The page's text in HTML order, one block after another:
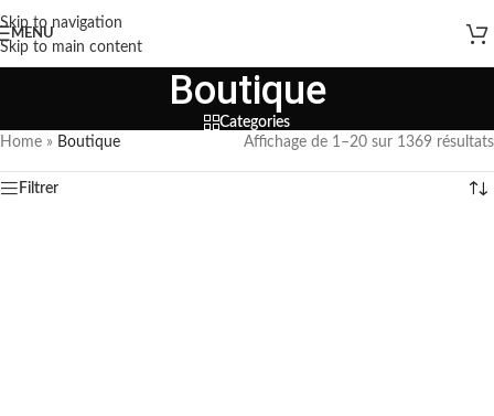
Skip to navigation
Skip to main content
MENU
Boutique
Categories
Home » Boutique Affichage de 1–20 sur 1369 résultats
Filtrer